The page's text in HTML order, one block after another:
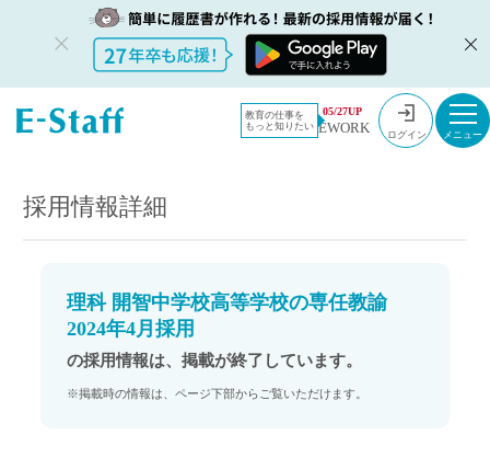
教育の仕事を
もっと知りたい
05/27UP
EWORK ログイン
教員採用情
報のイー・
採用情報
理科 開智中学校高等学校の専任教諭 2024年4月採用
採用情報詳細
理科 開智中学校高等学校の専任教諭
2024年4月採用
の採用情報は、掲載が終了しています。
※掲載時の情報は、ページ下部からご覧いただけます。